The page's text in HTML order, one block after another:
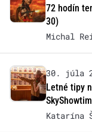
72 hodín
30)
Michal
30. júla
Letné tipy
Katarína